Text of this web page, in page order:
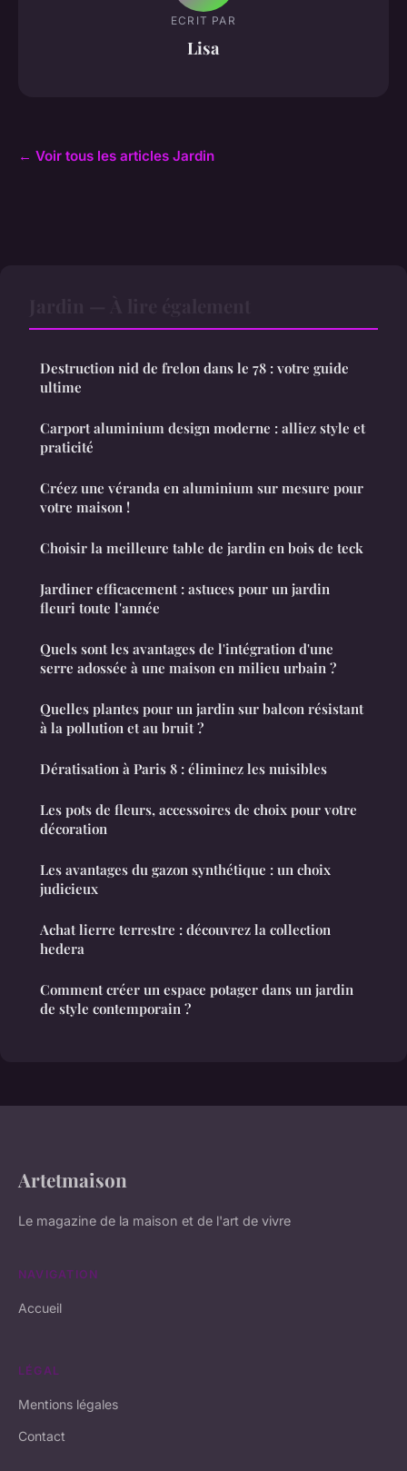
ECRIT PAR
Lisa
← Voir tous les articles Jardin
Destruction nid de frelon dans le 78 : votre guide
ultime
Carport aluminium design moderne : alliez style et
praticité
Créez une véranda en aluminium sur mesure pour
votre maison !
Choisir la meilleure table de jardin en bois de teck
Jardiner efficacement : astuces pour un jardin
fleuri toute l'année
Quels sont les avantages de l'intégration d'une
serre adossée à une maison en milieu urbain ?
Quelles plantes pour un jardin sur balcon résistant
à la pollution et au bruit ?
Dératisation à Paris 8 : éliminez les nuisibles
Les pots de fleurs, accessoires de choix pour votre
décoration
Les avantages du gazon synthétique : un choix
judicieux
Achat lierre terrestre : découvrez la collection
hedera
Comment créer un espace potager dans un jardin
de style contemporain ?
Artetmaison
Le magazine de la maison et de l'art de vivre
NAVIGATION
Accueil
LÉGAL
Mentions légales
Contact